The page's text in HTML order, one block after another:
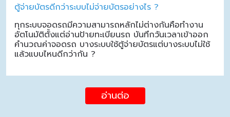
ตู้จ่ายบัตรดีกว่าระบบไม่จ่ายบัตรอย่างไร ?
ทุกระบบจอดรถมีความสามารถหลักไม่ต่างกันคือทำงาน
อัตโนมัติตั้งแต่อ่านป้ายทะเบียนรถ บันทึกวันเวลาเข้าออก
คำนวณค่าจอดรถ บางระบบใช้ตู้จ่ายบัตรแต่บางระบบไม่ใช้
แล้วแบบไหนดีกว่ากัน ?
อ่านต่อ